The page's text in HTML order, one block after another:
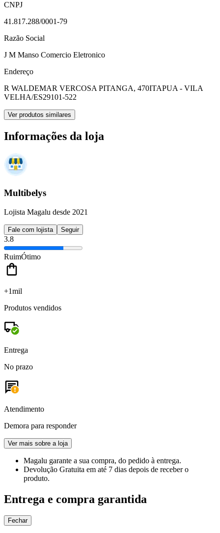
CNPJ
41.817.288/0001-79
Razão Social
J M Manso Comercio Eletronico
Endereço
R WALDEMAR VERCOSA PITANGA, 470ITAPUA - VILA
VELHA/ES29101-522
Ver produtos similares
Informações da loja
Multibelys
Lojista Magalu desde 2021
Fale com lojista Seguir
3.8
RuimÓtimo
+1mil
Produtos vendidos
Entrega
No prazo
Atendimento
Demora para responder
Ver mais sobre a loja
Magalu garante a sua compra, do pedido à entrega.
Devolução Gratuita em até 7 dias depois de receber o
produto.
Entrega e compra garantida
Fechar